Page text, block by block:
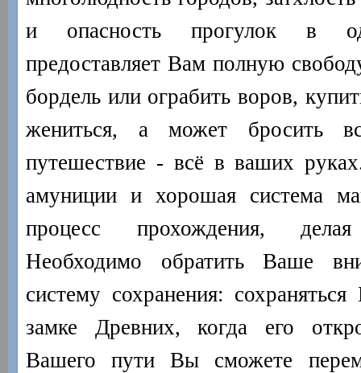
и опасность прогулок в
предоставляет Вам полную
бордель или ограбить воров,
жениться, а может бросить
путешествие - всё в ваших
амуниции и хорошая система
процесс прохождения,
Необходимо обратить Ваше
систему сохранения:
замке Древних, когда его
Вашего пути Вы сможете